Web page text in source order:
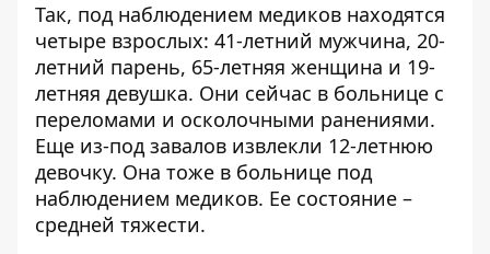
Так, под наблюдением медиков находятся
четыре взрослых: 41-летний мужчина, 20-
летний парень, 65-летняя женщина и 19-
летняя девушка. Они сейчас в больнице с
переломами и осколочными ранениями.
Еще из-под завалов извлекли 12-летнюю
девочку. Она тоже в больнице под
наблюдением медиков. Ее состояние –
средней тяжести.